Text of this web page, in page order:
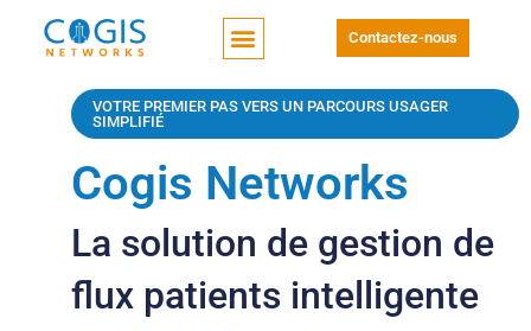
Contactez-nous
VOTRE PREMIER PAS VERS UN PARCOURS USAGER
SIMPLIFIÉ
Cogis Networks
La solution de gestion de
flux patients intelligente